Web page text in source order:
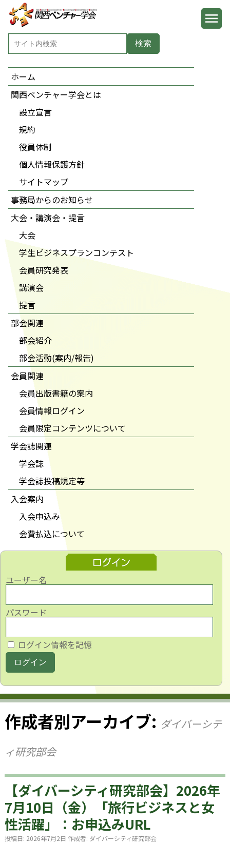
ホーム
関西ベンチャー学会とは
設立宣言
規約
役員体制
個人情報保護方針
サイトマップ
事務局からのお知らせ
大会・講演会・提言
大会
学生ビジネスプランコンテスト
会員研究発表
講演会
提言
部会関連
部会紹介
部会活動(案内/報告)
会員関連
会員出版書籍の案内
会員情報ログイン
会員限定コンテンツについて
学会誌関連
学会誌
学会誌投稿規定等
入会案内
入会申込み
会費払込について
ユーザー名
パスワード
ログイン情報を記憶
作成者別アーカイブ: ダイバーシテ
ィ研究部会
【ダイバーシティ研究部会】2026年
7月10日（金）「旅行ビジネスと女
性活躍」：お申込みURL
投稿日: 2026年7月2日 作成者: ダイバーシティ研究部会